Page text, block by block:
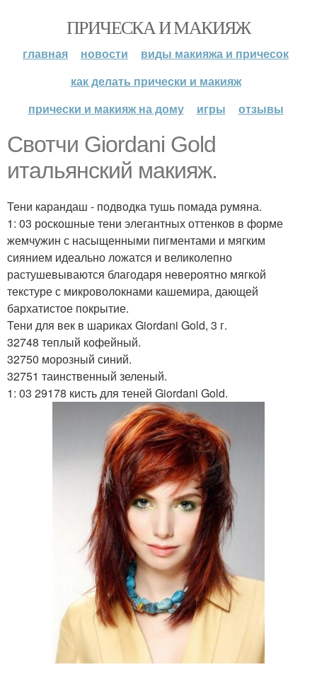
ПРИЧЕСКА И МАКИЯЖ
главная новости
виды макияжа и причесок
как делать прически и макияж
прически и макияж на дому
игры отзывы
Свотчи Giordani Gold
итальянский макияж.
Тени карандаш - подводка тушь помада румяна.
1: 03 роскошные тени элегантных оттенков в форме
жемчужин с насыщенными пигментами и мягким
сиянием идеально ложатся и великолепно
растушевываются благодаря невероятно мягкой
текстуре с микроволокнами кашемира, дающей
бархатистое покрытие.
Тени для век в шариках Giordani Gold, 3 г.
32748 теплый кофейный.
32750 морозный синий.
32751 таинственный зеленый.
1: 03 29178 кисть для теней Giordani Gold.